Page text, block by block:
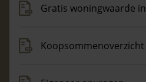
Maandag t/m vrijdag - 08:00 -
Gratis woningwaarde
Koopsommenoverzicht